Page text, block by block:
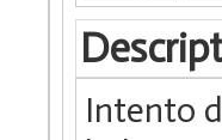
Intento